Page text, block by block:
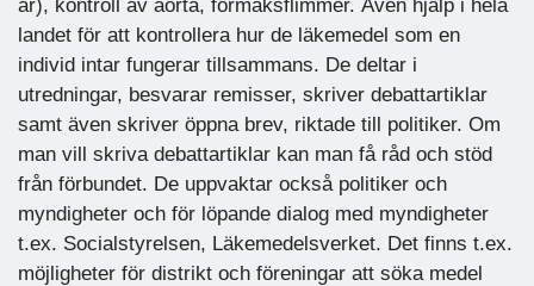
år), kontroll av aorta, förmaksflimmer. Även hjälp i hela
landet för att kontrollera hur de läkemedel som en
individ intar fungerar tillsammans. De deltar i
utredningar, besvarar remisser, skriver debattartiklar
samt även skriver öppna brev, riktade till politiker. Om
man vill skriva debattartiklar kan man få råd och stöd
från förbundet. De uppvaktar också politiker och
myndigheter och för löpande dialog med myndigheter
t.ex. Socialstyrelsen, Läkemedelsverket. Det finns t.ex.
möjligheter för distrikt och föreningar att söka medel